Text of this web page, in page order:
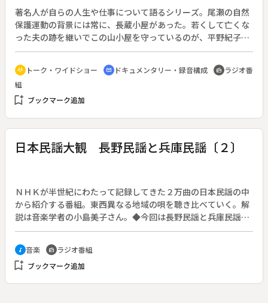
著名人が自らの人生や仕事について語るシリーズ。尾瀬の自然
保護運動の背景には常に、長蔵小屋があった。若くして亡くな
った夫の跡を継いでこの山小屋を守っているのが、平野紀子氏
である。１回目は、結婚して初めて尾瀬で暮らし始めた頃の思
い出を語る。
adaptive_audio_mic トーク・ワイドショー cinematic_blur ドキュメンタリー・録音構成 radio ラジオ番
組
bookmark_add ブックマーク追加
日本民謡大観 長野民謡と兵庫民謡〔２〕
ＮＨＫが半世紀にわたって記録してきた２万曲の日本民謡の中
から紹介する番組。東西異なる地域の唄を聴き比べていく。解
説は音楽学者の小島美子さん。◆今回は長野民謡と兵庫民謡の
２回目。両県に伝わる山と海の仕事唄を聴く。曲目は長野の
「熊曳唄」「野良唄（エーヨー節）」、兵庫の「艪漕唄」「手
繰網唄」。
music_note 音楽 radio ラジオ番組
bookmark_add ブックマーク追加